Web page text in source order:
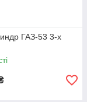
ГАЗ-53 3-х